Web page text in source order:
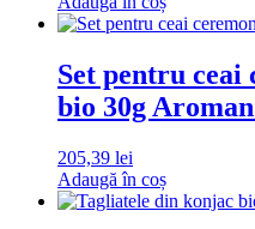
Set pentru ceai
bio 30g
205,39 lei
Adaugă în coș